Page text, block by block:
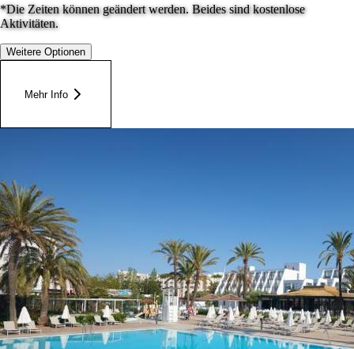
*Die Zeiten können geändert werden. Beides sind kostenlose
Aktivitäten.
Weitere Optionen
Mehr Info